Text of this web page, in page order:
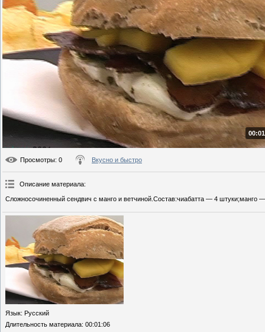
Просмотры: 0 Вкусно и быстро
Описание материала:
Сложносочиненный сендвич с манго и ветчиной.Состав:чиабатта — 4
Язык: Русский
Длительность материала: 00:01:06